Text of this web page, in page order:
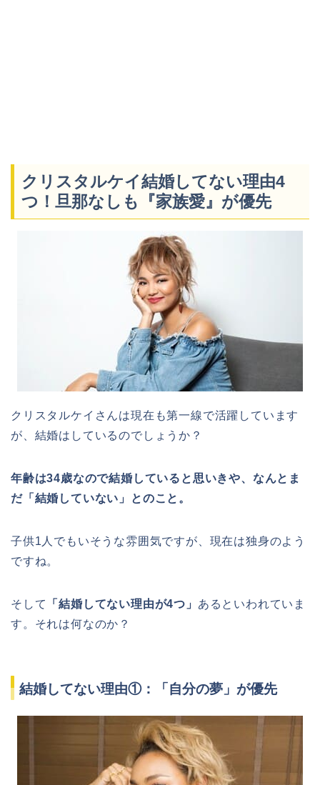
クリスタルケイ結婚してない理由4
つ！旦那なしも『家族愛』が優先
クリスタルケイさんは現在も第一線で活躍しています
が、結婚はしているのでしょうか？
年齢は34歳なので結婚していると思いきや、なんとま
だ「結婚していない」とのこと。
子供1人でもいそうな雰囲気ですが、現在は独身のよう
ですね。
そして 「結婚してない理由が4つ」 あるといわれていま
す。それは何なのか？
結婚してない理由①：「自分の夢」が優先